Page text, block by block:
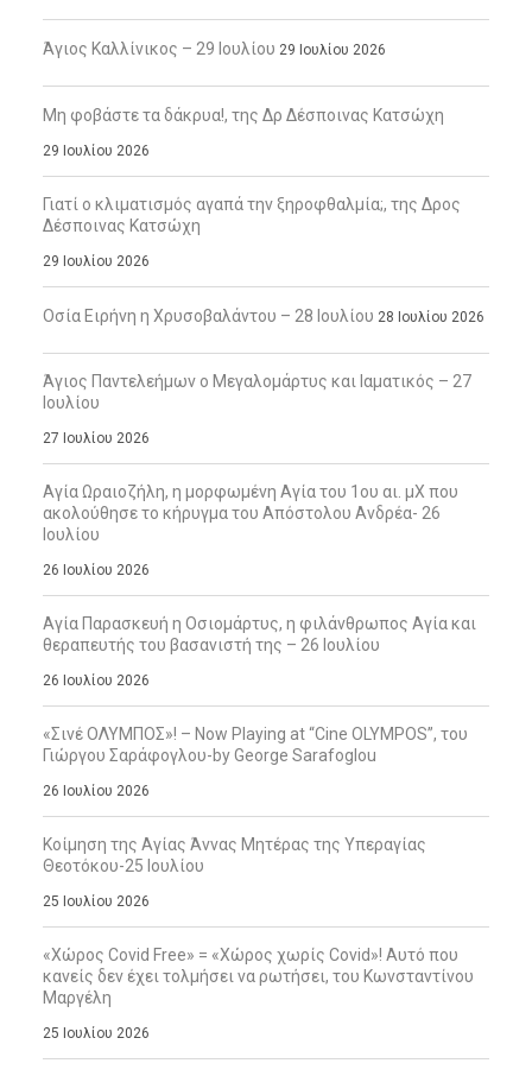
Άγιος Καλλίνικος – 29 Ιουλίου 29 Ιουλίου 2026
Μη φοβάστε τα δάκρυα!, της Δρ Δέσποινας Κατσώχη
29 Ιουλίου 2026
Γιατί ο κλιματισμός αγαπά την ξηροφθαλμία;, της Δρος
Δέσποινας Κατσώχη
29 Ιουλίου 2026
Οσία Ειρήνη η Χρυσοβαλάντου – 28 Ιουλίου 28 Ιουλίου 2026
Άγιος Παντελεήμων ο Μεγαλομάρτυς και Ιαματικός – 27
Ιουλίου
27 Ιουλίου 2026
Αγία Ωραιοζήλη, η μορφωμένη Αγία του 1ου αι. μΧ που
ακολούθησε το κήρυγμα του Απόστολου Ανδρέα- 26
Ιουλίου
26 Ιουλίου 2026
Αγία Παρασκευή η Οσιομάρτυς, η φιλάνθρωπος Αγία και
θεραπευτής του βασανιστή της – 26 Ιουλίου
26 Ιουλίου 2026
«Σινέ ΟΛΥΜΠΟΣ»! – Now Playing at “Cine OLYMPOS”, του
Γιώργου Σαράφογλου-by George Sarafoglou
26 Ιουλίου 2026
Κοίμηση της Αγίας Άννας Μητέρας της Υπεραγίας
Θεοτόκου-25 Ιουλίου
25 Ιουλίου 2026
«Χώρος Covid Free» = «Χώρος χωρίς Covid»! Αυτό που
κανείς δεν έχει τολμήσει να ρωτήσει, του Κωνσταντίνου
Μαργέλη
25 Ιουλίου 2026